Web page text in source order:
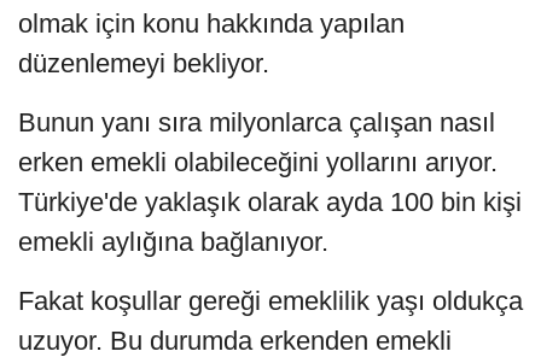
olmak için konu hakkında yapılan
düzenlemeyi bekliyor.
Bunun yanı sıra milyonlarca çalışan nasıl
erken emekli olabileceğini yollarını arıyor.
Türkiye'de yaklaşık olarak ayda 100 bin kişi
emekli aylığına bağlanıyor.
Fakat koşullar gereği emeklilik yaşı oldukça
uzuyor. Bu durumda erkenden emekli